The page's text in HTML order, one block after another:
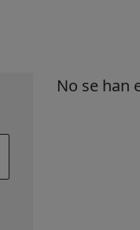
No se han